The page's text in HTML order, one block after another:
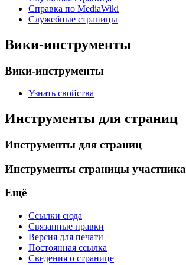
Справка по MediaWiki
Служебные страницы
Вики-инструменты
Вики-инструменты
Узнать свойства
Инструменты для страниц
Инструменты для страниц
Инструменты страницы участника
Ещё
Ссылки сюда
Связанные правки
Версия для печати
Постоянная ссылка
Сведения о странице